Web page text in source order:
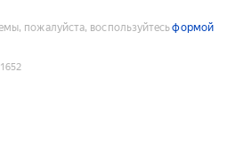
пожалуйста, воспользуйтесьформой